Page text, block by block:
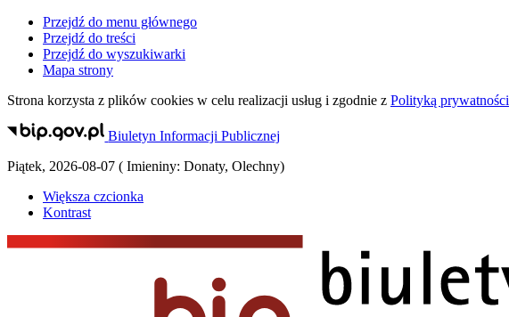
Przejdź do menu głównego
Przejdź do treści
Przejdź do wyszukiwarki
Mapa strony
Strona korzysta z plików cookies w celu realizacji usług i zgodnie z Polityką prywatności
Biuletyn Informacji Publicznej
Piątek, 2026-08-07 ( Imieniny: Donaty, Olechny)
Większa czcionka
Kontrast